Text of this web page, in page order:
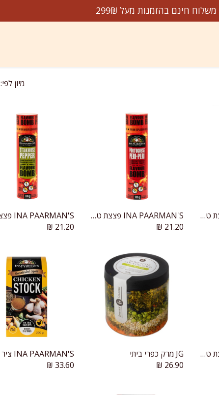
משלוח חינם בהזמנות מעל 299₪
מיון לפי:
INA PAARMAN'S פצצת טעם - קייג'ון חריפה
הוספה לעגלה
INA PAARMAN'S פצצת טעם - פרי־פרי בסגנון פורטוגזי
21.20
₪
הוספה לעגלה
21.20
₪
INA PAARMAN'S פצצת טעם - מחית תיבול בטעם לימון עוקצני
הוספה לעגלה
JG מרק כפרי ביתי
26.90
₪
הוספה לעגלה
33.60
₪